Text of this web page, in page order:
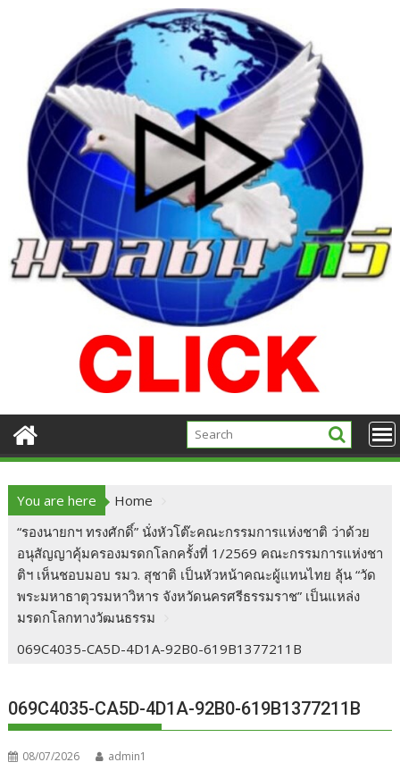
You are here
Home
“รองนายกฯ ทรงศักดิ์” นั่งหัวโต๊ะคณะกรรมการแห่งชาติ ว่าด้วย
อนุสัญญาคุ้มครองมรดกโลกครั้งที่ 1/2569 คณะกรรมการแห่งชา
ติฯ เห็นชอบมอบ รมว. สุชาติ เป็นหัวหน้าคณะผู้แทนไทย ลุ้น “วัด
พระมหาธาตุวรมหาวิหาร จังหวัดนครศรีธรรมราช” เป็นแหล่ง
มรดกโลกทางวัฒนธรรม
069C4035-CA5D-4D1A-92B0-619B1377211B
069C4035-CA5D-4D1A-92B0-619B1377211B
08/07/2026 admin1